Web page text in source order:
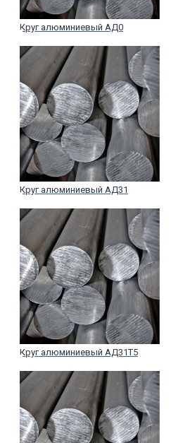
Круг алюминиевый АД0
Круг алюминиевый АД31
Круг алюминиевый АД31Т5